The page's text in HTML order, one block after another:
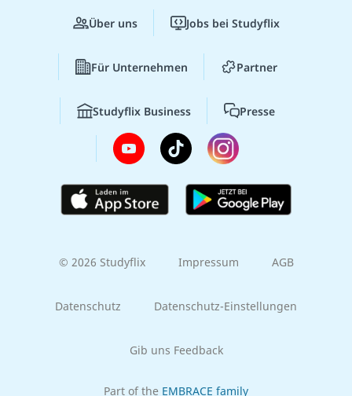
Über uns Jobs bei Studyflix
Für Unternehmen Partner
Studyflix Business Presse
© 2026 Studyflix Impressum AGB
Datenschutz Datenschutz-Einstellungen
Gib uns Feedback
Part of the EMBRACE family